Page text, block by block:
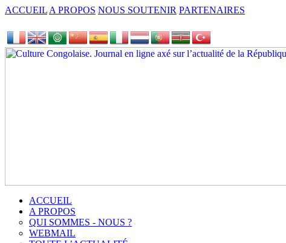
ACCUEIL A PROPOS NOUS SOUTENIR PARTENAIRES
ACCUEIL
A PROPOS
QUI SOMMES - NOUS ?
WEBMAIL